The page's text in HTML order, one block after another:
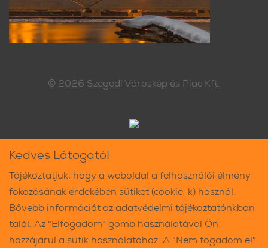
© 2026 Szegedi Városkép és Piac Kft.
Kedves Látogató!
Tájékoztatjuk, hogy a weboldal a felhasználói élmény
fokozásának érdekében sütiket (cookie-k) használ.
Bővebb információt az adatvédelmi tájékoztatónkban
talál. Az "Elfogadom" gomb használatával Ön
hozzájárul a sütik használatához. A "Nem fogadom el"